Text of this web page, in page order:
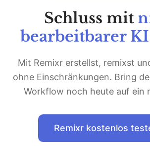
Schluss mit
bearbeitbarer
Mit Remixr erstellst, remixst
ohne Einschränkungen. Bring
Workflow noch heute auf ein
Remixr kostenlos